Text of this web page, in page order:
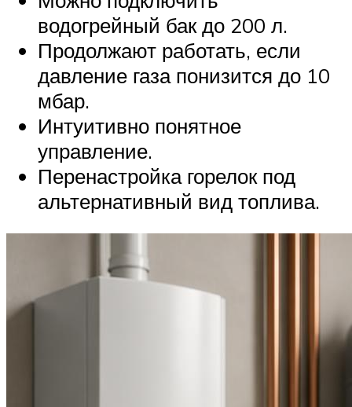
водогрейный бак до 200 л.
Продолжают работать, если
давление газа понизится до 10
мбар.
Интуитивно понятное
управление.
Перенастройка горелок под
альтернативный вид топлива.